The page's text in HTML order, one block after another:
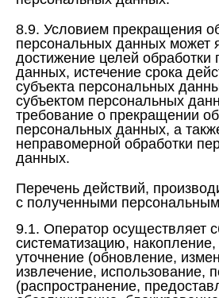
8.9. Условием прекращения
персональных данных может
достижение целей обработки
данных, истечение срока
субъекта персональных
субъектом персональных
требование о прекращении
персональных данных, а
неправомерной обработки
данных.
Перечень действий,
с полученными
9.1. Оператор осуществляет
систематизацию,
уточнение (обновление,
извлечение, использование,
(распространение,